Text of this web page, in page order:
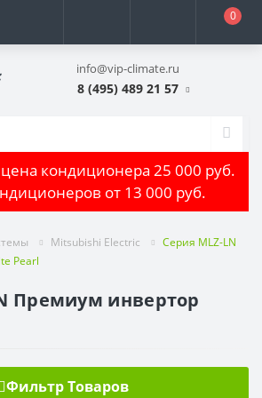
0
info@vip-climate.ru
8 (495) 489 21 57
кондиционера 25 000 руб.
от 13 000 руб.
Mitsubishi Electric
Серия MLZ-LN
Pearl
Премиум инвертор
Фильтр Товаров